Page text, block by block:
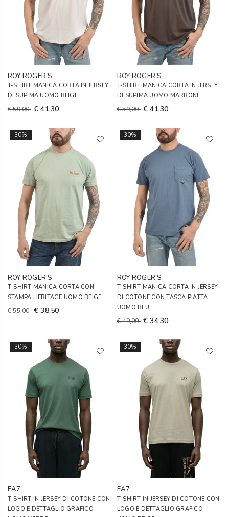
ROY ROGER'S
T-SHIRT MANICA CORTA IN JERSEY
DI SUPIMA UOMO BEIGE
€ 59,00 € 41,30
ROY ROGER'S
T-SHIRT MANICA CORTA IN JERSEY
DI SUPIMA UOMO MARRONE
€ 59,00 € 41,30
30%
ROY ROGER'S
T-SHIRT MANICA CORTA CON
STAMPA HERITAGE UOMO BEIGE
€ 55,00 € 38,50
30%
ROY ROGER'S
T-SHIRT MANICA CORTA IN JERSEY
DI COTONE CON TASCA PIATTA
UOMO BLU
€ 49,00 € 34,30
30%
EA7
T-SHIRT IN JERSEY DI COTONE CON
LOGO E DETTAGLIO GRAFICO
30%
EA7
T-SHIRT IN JERSEY DI COTONE CON
LOGO E DETTAGLIO GRAFICO